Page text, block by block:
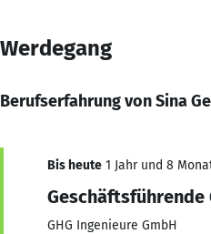
Werdegang
Berufserfahrung von Sina
Bis heute 1 Jahr und 8
GHG Ingenieure GmbH